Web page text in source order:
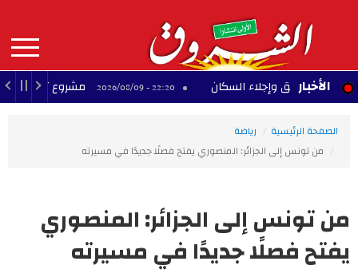
contenu
principal
MAIN
NAVIGATION الأخبار
حريق وإجلاء السكان 22:20 - 2026/08/09 مشروع تجاري متوقف بحي
الصفحة الرئيسية
رياضة
من تونس إلى الجزائر: المنصوري يفتح فصلًا جديدًا في مسيرته
من تونس إلى الجزائر: المنصوري
يفتح فصلًا جديدًا في مسيرته